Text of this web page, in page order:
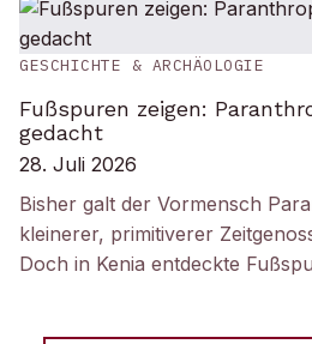
GESCHICHTE & ARCHÄOLOGIE
Fußspuren zeigen:
gedacht
28. Juli 2026
Bisher galt der Vormensch
kleinerer, primitiverer
Doch in Kenia entdeckte